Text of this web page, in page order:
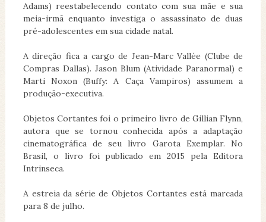
Adams) reestabelecendo contato com sua mãe e sua
meia-irmã enquanto investiga o assassinato de duas
pré-adolescentes em sua cidade natal.
A direção fica a cargo de Jean-Marc Vallée (Clube de
Compras Dallas). Jason Blum (Atividade Paranormal) e
Marti Noxon (Buffy: A Caça Vampiros) assumem a
produção-executiva.
Objetos Cortantes foi o primeiro livro de Gillian Flynn,
autora que se tornou conhecida após a adaptação
cinematográfica de seu livro Garota Exemplar. No
Brasil, o livro foi publicado em 2015 pela Editora
Intrinseca.
A estreia da série de Objetos Cortantes está marcada
para 8 de julho.